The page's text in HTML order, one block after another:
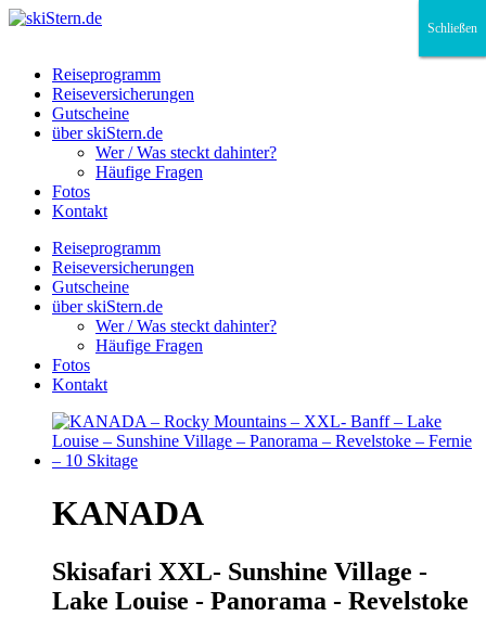
Reiseprogramm
Reiseversicherungen
Gutscheine
über skiStern.de
Wer / Was steckt dahinter?
Häufige Fragen
Fotos
Kontakt
Reiseprogramm
Reiseversicherungen
Gutscheine
über skiStern.de
Wer / Was steckt dahinter?
Häufige Fragen
Fotos
Kontakt
KANADA
Skisafari XXL- Sunshine Village -
Lake Louise - Panorama - Revelstoke
Schließen
Schließen
Schließen